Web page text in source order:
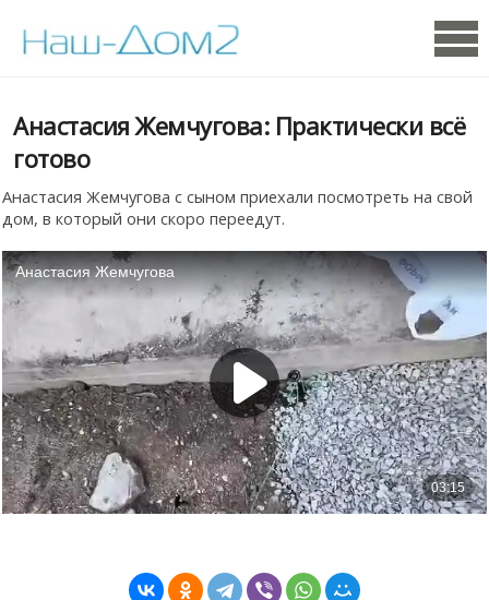
Анастасия Жемчугова: Практически всё
готово
Анастасия Жемчугова с сыном приехали посмотреть на свой
дом, в который они скоро переедут.